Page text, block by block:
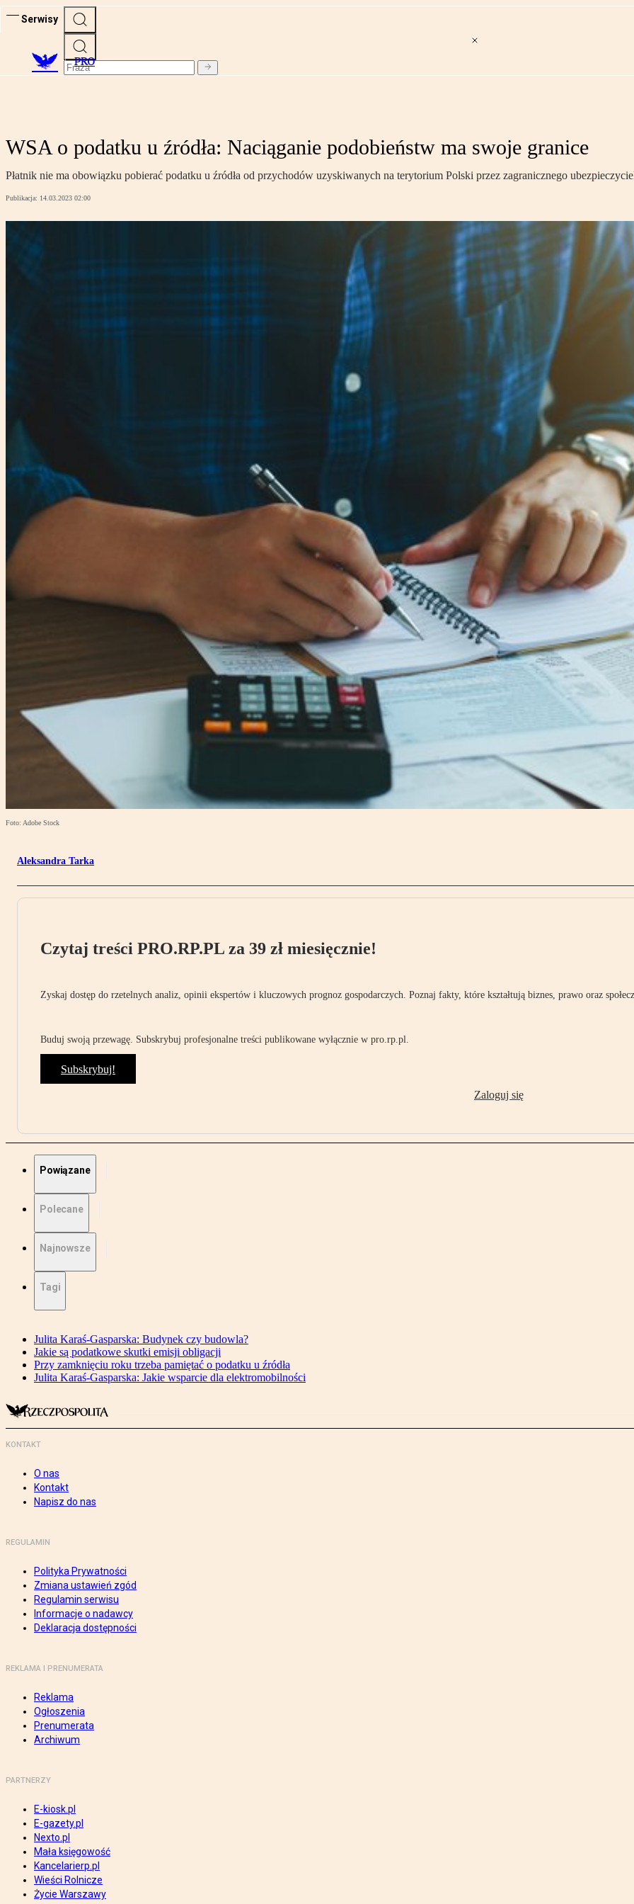
Serwisy
PRO
WSA o podatku u źródła: Naciąganie podobieństw ma swoje granice
Płatnik nie ma obowiązku pobierać podatku u źródła od przychodów uzyskiwanych na terytorium Polski przez zagranicznego
Publikacja: 14.03.2023 02:00
Foto: Adobe Stock
Aleksandra Tarka
Czytaj treści PRO.RP.PL za 39 zł miesięcznie!
Zyskaj dostęp do rzetelnych analiz, opinii ekspertów i kluczowych prognoz gospodarczych. Poznaj fakty, które kształtują biznes, prawo oraz
Buduj swoją przewagę. Subskrybuj profesjonalne treści publikowane wyłącznie w pro.rp.pl.
Subskrybuj!
Zaloguj się
Powiązane
Polecane
Najnowsze
Tagi
Julita Karaś-Gasparska: Budynek czy budowla?
Jakie są podatkowe skutki emisji obligacji
Przy zamknięciu roku trzeba pamiętać o podatku u źródła
Julita Karaś-Gasparska: Jakie wsparcie dla elektromobilności
KONTAKT
O nas
Kontakt
Napisz do nas
REGULAMIN
Polityka Prywatności
Zmiana ustawień zgód
Regulamin serwisu
Informacje o nadawcy
Deklaracja dostępności
REKLAMA I PRENUMERATA
Reklama
Ogłoszenia
Prenumerata
Archiwum
PARTNERZY
E-kiosk.pl
E-gazety.pl
Nexto.pl
Mała księgowość
Kancelarierp.pl
Wieści Rolnicze
Życie Warszawy